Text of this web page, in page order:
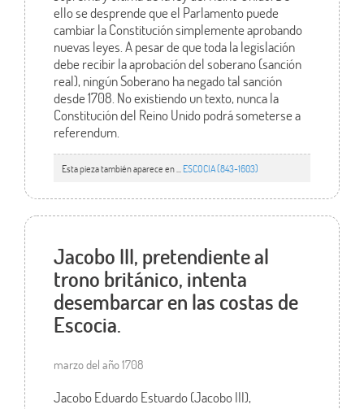
ello se desprende que el Parlamento puede
cambiar la Constitución simplemente aprobando
nuevas leyes. A pesar de que toda la legislación
debe recibir la aprobación del soberano (sanción
real), ningún Soberano ha negado tal sanción
desde 1708. No existiendo un texto, nunca la
Constitución del Reino Unido podrá someterse a
referendum.
Esta pieza también aparece en ... ESCOCIA (843-1603)
Jacobo III, pretendiente al
trono británico, intenta
desembarcar en las costas de
Escocia.
marzo del año 1708
Jacobo Eduardo Estuardo (Jacobo III),